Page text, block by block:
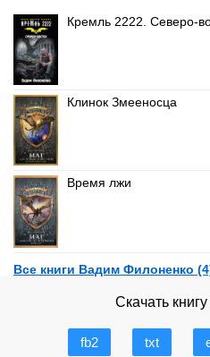
Кремль 2222. Северо-
Клинок Змееносца
Время лжи
Все книги Вадим Филоненко
Скачать
fb2 txt